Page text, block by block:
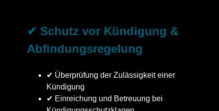
✔ Schutz vor Kündigung &
Abfindungsregelung
✔ Überprüfung der Zulässigkeit einer
Kündigung
✔ Einreichung und Betreuung bei